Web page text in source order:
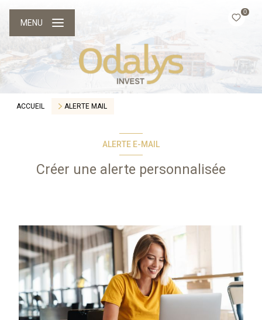
0
MENU
ACCUEIL ALERTE MAIL
ALERTE E-MAIL
Créer une alerte personnalisée